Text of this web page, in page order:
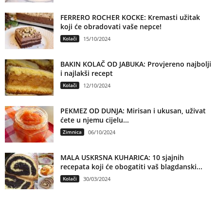
FERRERO ROCHER KOCKE: Kremasti užitak
koji će obradovati vaše nepce!
Kolači 15/10/2024
BAKIN KOLAČ OD JABUKA: Provjereno najbolji
i najlakši recept
Kolači 12/10/2024
PEKMEZ OD DUNJA: Mirisan i ukusan, uživat
ćete u njemu cijelu...
Zimnica 06/10/2024
MALA USKRSNA KUHARICA: 10 sjajnih
recepata koji će obogatiti vaš blagdanski...
Kolači 30/03/2024